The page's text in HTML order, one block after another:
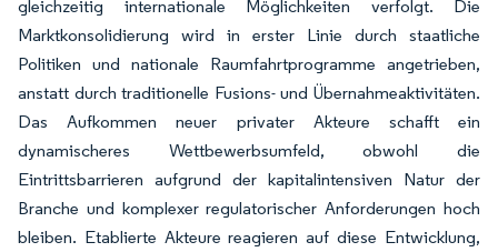
gleichzeitig internationale Möglichkeiten verfolgt. Die
Marktkonsolidierung wird in erster Linie durch staatliche
Politiken und nationale Raumfahrtprogramme angetrieben,
anstatt durch traditionelle Fusions- und Übernahmeaktivitäten.
Das Aufkommen neuer privater Akteure schafft ein
dynamischeres Wettbewerbsumfeld, obwohl die
Eintrittsbarrieren aufgrund der kapitalintensiven Natur der
Branche und komplexer regulatorischer Anforderungen hoch
bleiben. Etablierte Akteure reagieren auf diese Entwicklung,